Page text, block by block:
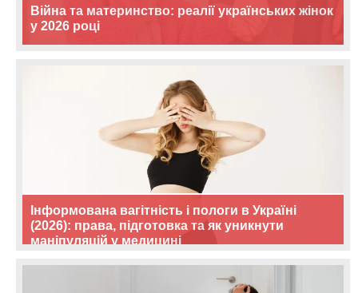
Війна та материнство: реалії українських жінок
у 2026 році
Інформована вагітність і пологи в Україні
(2026): права, підготовка та як уникнути
маніпуляцій у медицині